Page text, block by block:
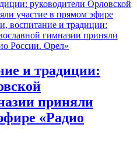
и традиции:
приняли
«Радио